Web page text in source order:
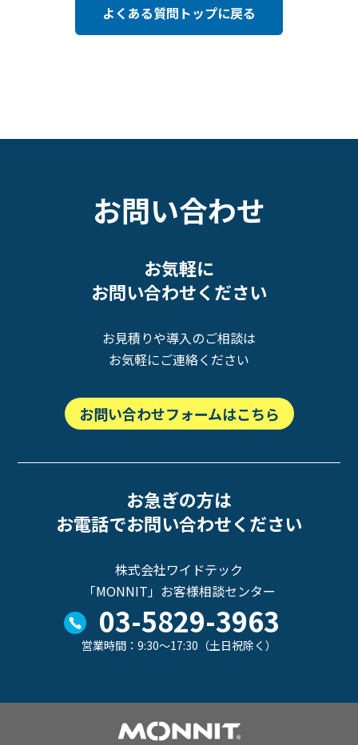
よくある質問トップに戻る
お問い合わせ
お気軽に
お問い合わせください
お見積りや導入のご相談は
お気軽にご連絡ください
お問い合わせフォームはこちら
お急ぎの方は
お電話でお問い合わせください
株式会社ワイドテック
「MONNIT」お客様相談センター
03-5829-3963
営業時間：9:30～17:30（土日祝除く）